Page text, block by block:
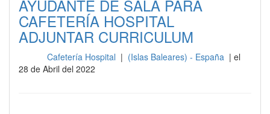
AYUDANTE DE SALA PARA
CAFETERÍA HOSPITAL
ADJUNTAR CURRICULUM
Cafetería Hospital | (Islas Baleares) - España | el
28 de Abril del 2022